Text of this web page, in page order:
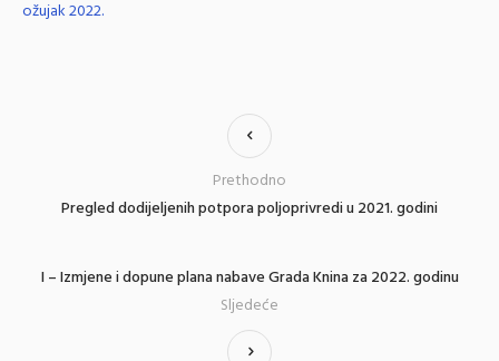
ožujak 2022.
Pregled dodijeljenih potpora poljoprivredi u 2021. godini
Prethodno
I – Izmjene i dopune plana nabave Grada Knina za 2022. godinu
Sljedeće